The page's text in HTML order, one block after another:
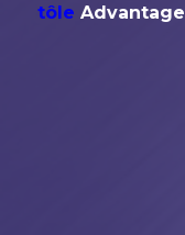
tôle Advantage